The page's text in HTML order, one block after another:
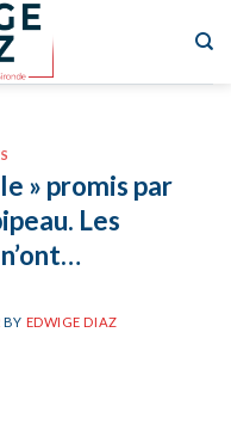
» promis par
Les
BY EDWIGE DIAZ